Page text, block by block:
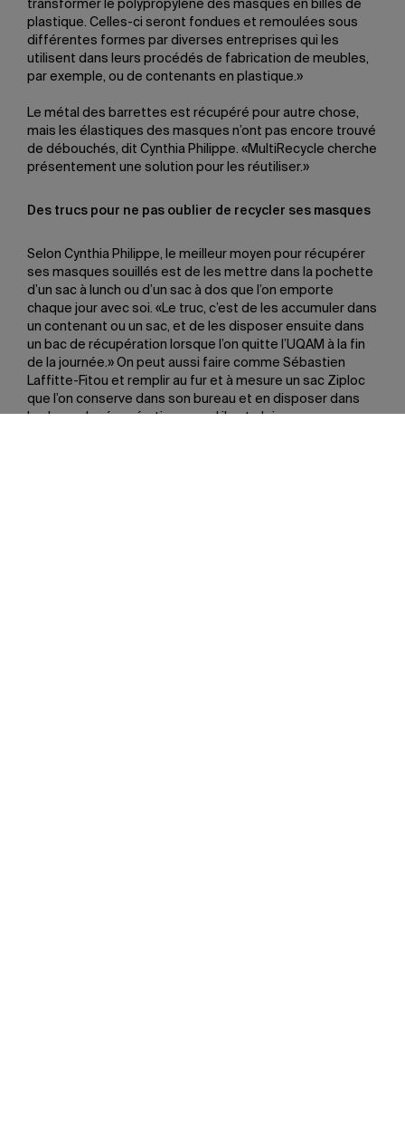
transformer le polypropylène des masques en billes de
plastique. Celles-ci seront fondues et remoulées sous
différentes formes par diverses entreprises qui les
utilisent dans leurs procédés de fabrication de meubles,
par exemple, ou de contenants en plastique.»
Le métal des barrettes est récupéré pour autre chose,
mais les élastiques des masques n’ont pas encore trouvé
de débouchés, dit Cynthia Philippe. «MultiRecycle cherche
présentement une solution pour les réutiliser.»
Des trucs pour ne pas oublier de recycler ses masques
Selon Cynthia Philippe, le meilleur moyen pour récupérer
ses masques souillés est de les mettre dans la pochette
d’un sac à lunch ou d’un sac à dos que l’on emporte
chaque jour avec soi. «Le truc, c’est de les accumuler dans
un contenant ou un sac, et de les disposer ensuite dans
un bac de récupération lorsque l’on quitte l’UQAM à la fin
de la journée.» On peut aussi faire comme Sébastien
Laffitte-Fitou et remplir au fur et à mesure un sac Ziploc
que l’on conserve dans son bureau et en disposer dans
les bacs de récupération quand il est plein.